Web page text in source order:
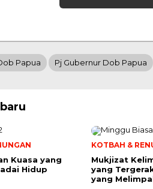
Papua Pj Gubernur Dob Papua
Kuasa yang
Hidup
KOTBAH &
Mukjizat
yang
yang